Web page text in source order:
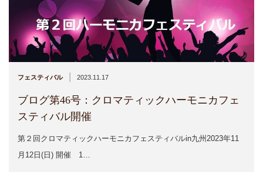
フェスティバル | 2023.11.17
ブログ第46号：クロマティックハーモニカフェ
スティバル開催
第２回クロマティックハーモニカフェスティバルin九州2023年11
月12日(日) 開催 1…